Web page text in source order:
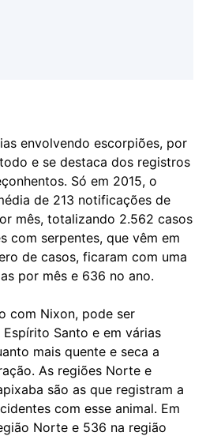
envolvendo escorpiões, por
e se destaca dos registros
Só em 2015, o
de 213 notificações de
mês, totalizando 2.562 casos
com serpentes, que vêm em
de casos, ficaram com uma
por mês e 636 no ano.
com Nixon, pode ser
Santo e em várias
mais quente e seca a
As regiões Norte e
são as que registram a
com esse animal. Em
Norte e 536 na região